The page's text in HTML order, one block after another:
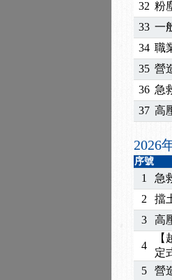
訓
32 粉
33 一
34 職
35 營
36 急
37 高
2026
序號
1 急
2 擋
3 高
4
定
5 營